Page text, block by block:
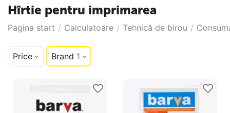
Hîrtie pentru imprimarea
Pagina start / Calculatoare / Tehnică de birou /
Price Brand 1